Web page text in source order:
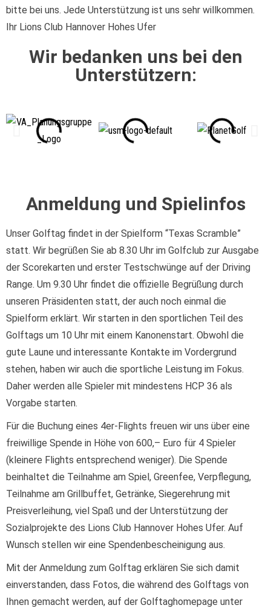
bitte bei uns. Jede Unterstützung ist uns sehr willkommen.
Ihr Lions Club Hannover Hohes Ufer
Wir bedanken uns bei den
Unterstützern:
Anmeldung und Spielinfos
Unser Golftag findet in der Spielform “Texas Scramble”
statt. Wir begrüßen Sie ab 8.30 Uhr im Golfclub zur Ausgabe
der Scorekarten und erster Testschwünge auf der Driving
Range. Um 9.30 Uhr findet die offizielle Begrüßung durch
unseren Präsidenten statt, der auch noch einmal die
Spielform erklärt. Wir starten in den sportlichen Teil des
Golftags um 10 Uhr mit einem Kanonenstart. Obwohl die
gute Laune und interessante Kontakte im Vordergrund
stehen, haben wir auch die sportliche Leistung im Fokus.
Daher werden alle Spieler mit mindestens HCP 36 als
Vorgabe starten.
Für die Buchung eines 4er-Flights freuen wir uns über eine
freiwillige Spende in Höhe von 600,– Euro für 4 Spieler
(kleinere Flights entsprechend weniger). Die Spende
beinhaltet die Teilnahme am Spiel, Greenfee, Verpflegung,
Teilnahme am Grillbuffet, Getränke, Siegerehrung mit
Preisverleihung, viel Spaß und der Unterstützung der
Sozialprojekte des Lions Club Hannover Hohes Ufer. Auf
Wunsch stellen wir eine Spendenbescheinigung aus.
Mit der Anmeldung zum Golftag erklären Sie sich damit
einverstanden, dass Fotos, die während des Golftags von
Ihnen gemacht werden, auf der Golftaghomepage unter